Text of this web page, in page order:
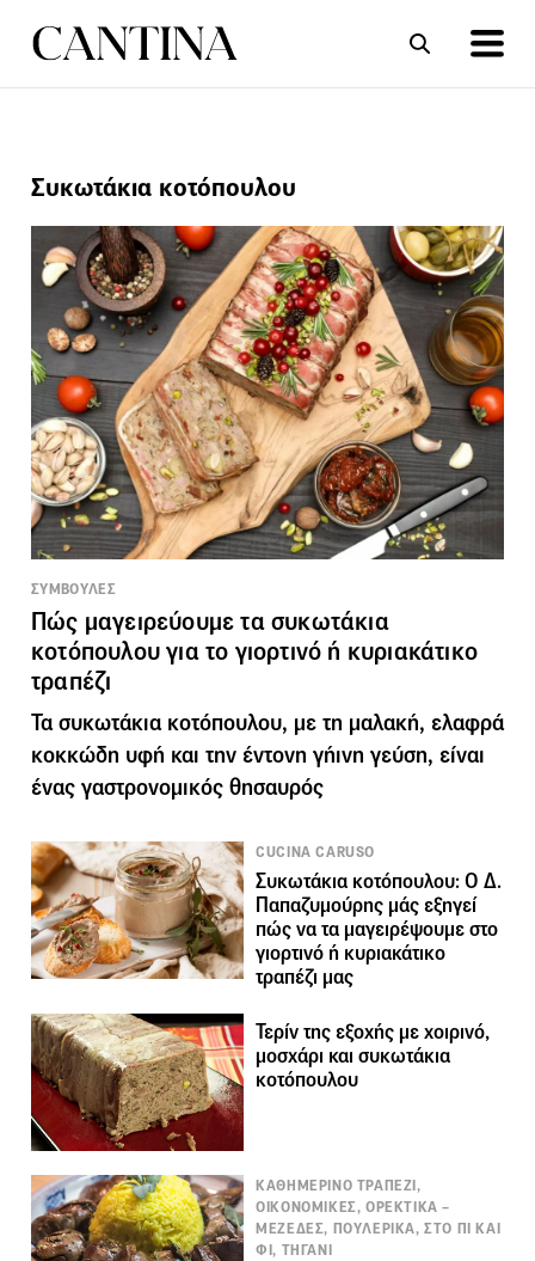
Συκωτάκια κοτόπουλου
ΣΥΜΒΟΥΛΕΣ
Πώς μαγειρεύουμε τα συκωτάκια
κοτόπουλου για το γιορτινό ή κυριακάτικο
τραπέζι
Τα συκωτάκια κοτόπουλου, με τη μαλακή, ελαφρά
κοκκώδη υφή και την έντονη γήινη γεύση, είναι
ένας γαστρονομικός θησαυρός
CUCINA CARUSO
Συκωτάκια κοτόπουλου: Ο Δ.
Παπαζυμούρης μάς εξηγεί
πώς να τα μαγειρέψουμε στο
γιορτινό ή κυριακάτικο
τραπέζι μας
Τερίν της εξοχής με χοιρινό,
μοσχάρι και συκωτάκια
κοτόπουλου
ΚΑΘΗΜΕΡΙΝΟ ΤΡΑΠΕΖΙ,
ΟΙΚΟΝΟΜΙΚΕΣ, ΟΡΕΚΤΙΚΑ –
ΜΕΖΕΔΕΣ, ΠΟΥΛΕΡΙΚΑ, ΣΤΟ ΠΙ ΚΑΙ
ΦΙ, ΤΗΓΑΝΙ